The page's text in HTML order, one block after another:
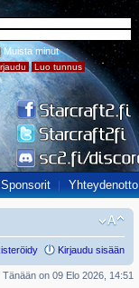
Muista minut
Sponsorit Yhteydenotto
Kirjaudu sisään
Tänään on 09 Elo 2026, 14:51